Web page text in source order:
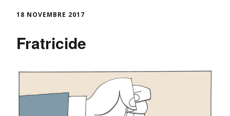
18 NOVEMBRE 2017
Fratricide